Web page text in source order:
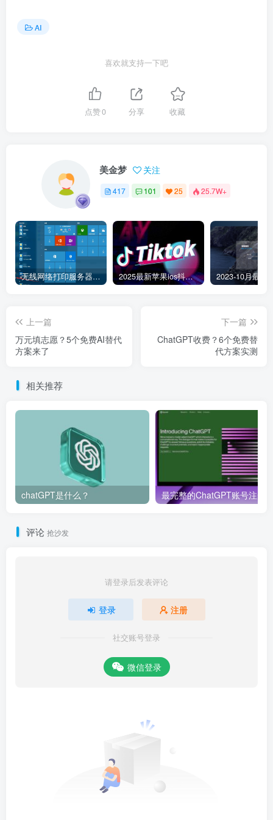
AI
喜欢就支持一下吧
点赞0 分享 收藏
美金梦 关注
417 101 25 25.7W+
无线网络打印服务器连接和添加打印机教程 2025最新苹果ios抖音tiktok国际版免拔卡版本
上一篇
万元填志愿？5个免费AI替代
方案来了
下一篇
ChatGPT收费？6个免费替
代方案实测
相关推荐
chatGPT是什么？
评论 抢沙发
请登录后发表评论
登录 注册
社交账号登录
微信登录